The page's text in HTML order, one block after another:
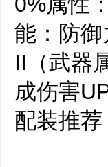
能：防
II（武器
成伤害
配装推荐